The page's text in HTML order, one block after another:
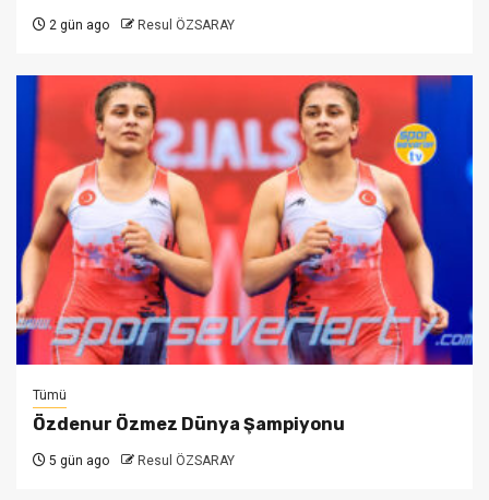
2 gün ago Resul ÖZSARAY
Tümü
Özdenur Özmez Dünya Şampiyonu
5 gün ago Resul ÖZSARAY